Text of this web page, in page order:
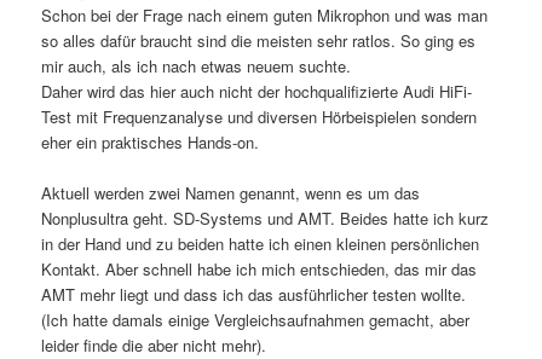
Schon bei der Frage nach einem guten Mikrophon und was man
so alles dafür braucht sind die meisten sehr ratlos. So ging es
mir auch, als ich nach etwas neuem suchte.
Daher wird das hier auch nicht der hochqualifizierte Audi HiFi-
Test mit Frequenzanalyse und diversen Hörbeispielen sondern
eher ein praktisches Hands-on.
Aktuell werden zwei Namen genannt, wenn es um das
Nonplusultra geht. SD-Systems und AMT. Beides hatte ich kurz
in der Hand und zu beiden hatte ich einen kleinen persönlichen
Kontakt. Aber schnell habe ich mich entschieden, das mir das
AMT mehr liegt und dass ich das ausführlicher testen wollte.
(Ich hatte damals einige Vergleichsaufnahmen gemacht, aber
leider finde die aber nicht mehr).